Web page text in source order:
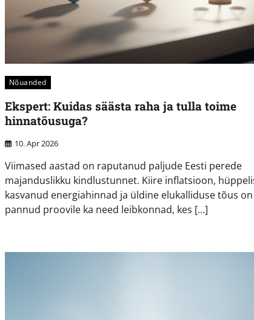
Nõuanded
Ekspert: Kuidas säästa raha ja tulla toime
hinnatõusuga?
10. Apr 2026
Viimased aastad on raputanud paljude Eesti perede
majanduslikku kindlustunnet. Kiire inflatsioon,
kasvanud energiahinnad ja üldine elukalliduse tõus on
pannud proovile ka need leibkonnad, kes […]